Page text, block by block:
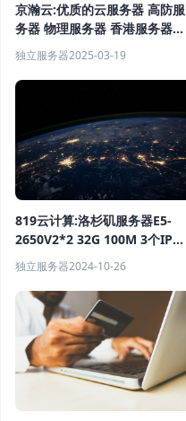
京瀚云:优质的云服务器 高防服
务器 物理服务器 香港服务器云
计算服务商
独立服务器2025-03-19
819云计算:洛杉矶服务器E5-
2650V2*2 32G 100M 3个IP
1265元/月（活动）
独立服务器2024-10-26